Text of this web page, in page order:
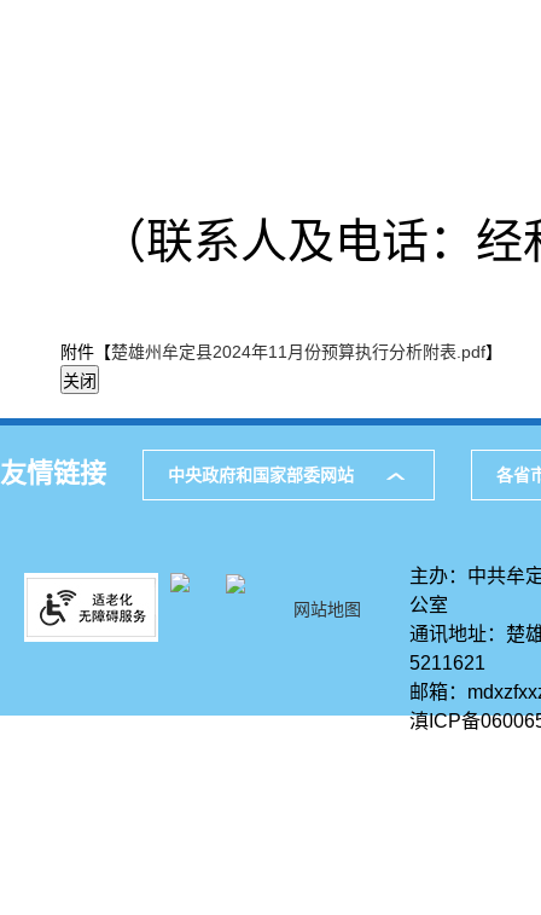
（联系人及电话：
附件【楚雄州牟定县2024年11月份预算执行分析附表.pdf】
友情链接 中央政府和国家部委网站 各省
网站地图
主办：中共牟
公室
通讯地址：楚
5211621
邮箱：
滇ICP备